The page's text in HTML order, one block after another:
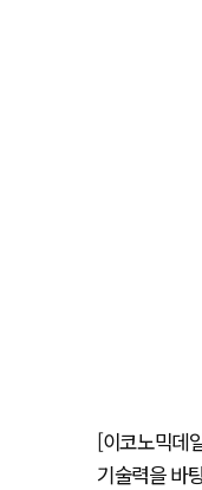
[이코노믹데
기술력을 바